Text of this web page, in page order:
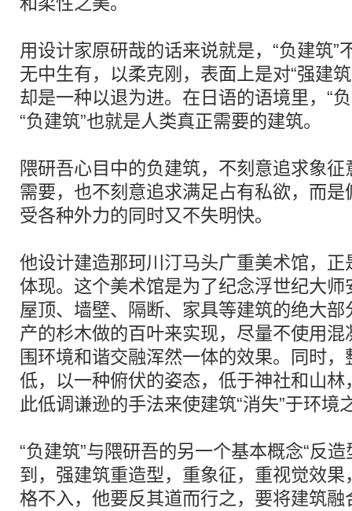
用设计家原研哉的话来说就是，“负建筑”
无中生有，以柔克刚，表面上是对“强建
却是一种以退为进。在日语的语境里，“
“负建筑”也就是人类真正需要的建筑。
隈研吾心目中的负建筑，不刻意追求象
需要，也不刻意追求满足占有私欲，而
受各种外力的同时又不失明快。
他设计建造那珂川汀马头广重美术馆，
体现。这个美术馆是为了纪念浮世纪大
屋顶、墙壁、隔断、家具等建筑的绝大
产的杉木做的百叶来实现，尽量不使用
围环境和谐交融浑然一体的效果。同时
低，以一种俯伏的姿态，低于神社和山
此低调谦逊的手法来使建筑“消失”于环境
“负建筑”与隈研吾的另一个基本概念“反
到，强建筑重造型，重象征，重视觉效
格不入，他要反其道而行之，要将建筑